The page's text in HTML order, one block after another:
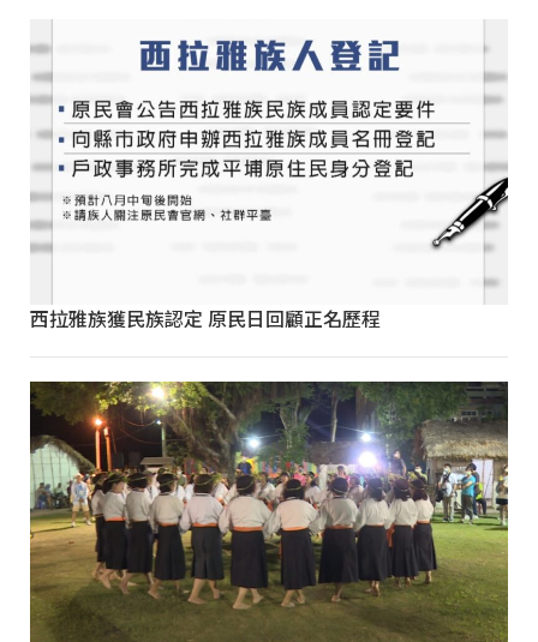
西拉雅族獲民族認定 原民日回顧正名歷程